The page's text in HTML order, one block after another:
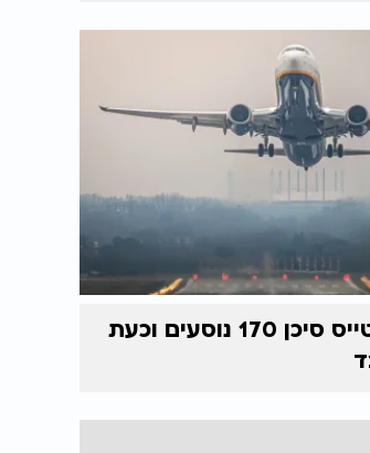
סכנה באוויר: טייס סיכן 170 נוסעים וכעת